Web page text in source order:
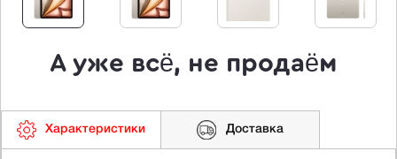
А уже всё, не продаём
Характеристики Доставка